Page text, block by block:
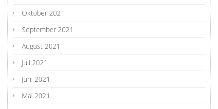
Oktober 2021
September 2021
August 2021
Juli 2021
Juni 2021
Mai 2021